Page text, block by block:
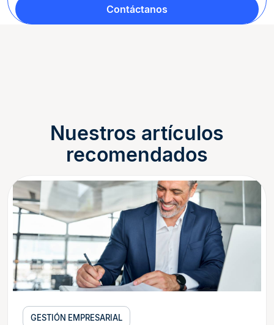
Contáctanos
Nuestros artículos
recomendados
GESTIÓN EMPRESARIAL